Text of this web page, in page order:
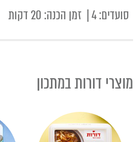
סועדים: 4 | זמן הכנה: 20 דקות
מוצרי דורות במתכון